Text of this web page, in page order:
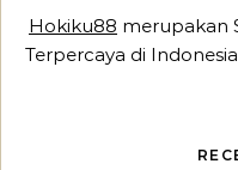
Hokiku88 merupakan
Terpercaya di